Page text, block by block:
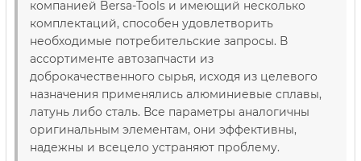
компанией Bersa-Tools и имеющий несколько
комплектаций, способен удовлетворить
необходимые потребительские запросы. В
ассортименте автозапчасти из
доброкачественного сырья, исходя из целевого
назначения применялись алюминиевые сплавы,
латунь либо сталь. Все параметры аналогичны
оригинальным элементам, они эффективны,
надежны и всецело устраняют проблему.